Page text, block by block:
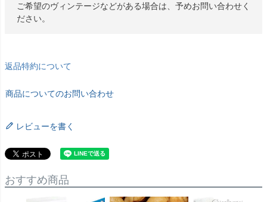
ご希望のヴィンテージなどがある場合は、予めお問い合わせく
ださい。
返品特約について
商品についてのお問い合わせ
レビューを書く
おすすめ商品